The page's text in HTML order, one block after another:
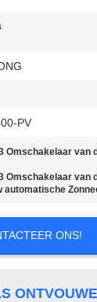
PV
Omschakelaar van
Omschakelaar van
automatische
ONS!